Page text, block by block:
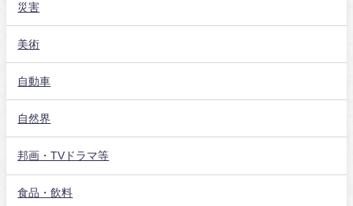
災害
美術
自動車
自然界
邦画・TVドラマ等
食品・飲料